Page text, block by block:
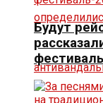
Будут